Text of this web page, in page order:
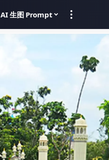
AI 生图 Prompt